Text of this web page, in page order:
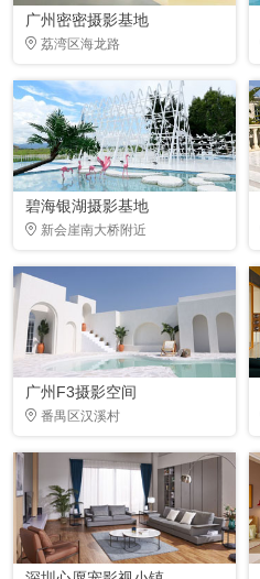
广州密密摄影基地
荔湾区海龙路
碧海银湖摄影基地
新会崖南大桥附近
广州F3摄影空间
番禺区汉溪村